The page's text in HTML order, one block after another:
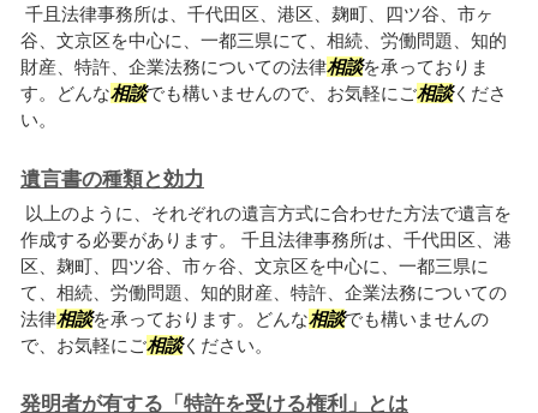
千且法律事務所は、千代田区、港区、麹町、四ツ谷、市ヶ
谷、文京区を中心に、一都三県にて、相続、労働問題、知的
財産、特許、企業法務についての法律相談を承っておりま
す。どんな相談でも構いませんので、お気軽にご相談くださ
い。
遺言書の種類と効力
以上のように、それぞれの遺言方式に合わせた方法で遺言を
作成する必要があります。 千且法律事務所は、千代田区、港
区、麹町、四ツ谷、市ヶ谷、文京区を中心に、一都三県に
て、相続、労働問題、知的財産、特許、企業法務についての
法律相談を承っております。どんな相談でも構いませんの
で、お気軽にご相談ください。
発明者が有する「特許を受ける権利」とは